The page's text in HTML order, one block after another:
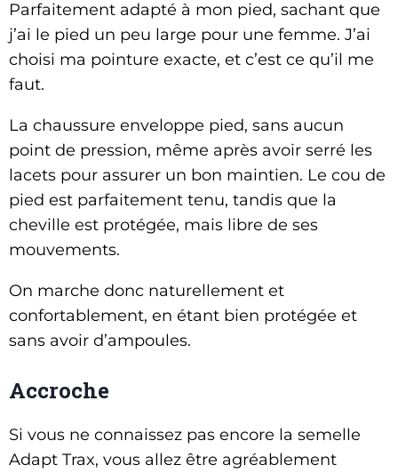
Parfaitement adapté à mon pied, sachant que
j’ai le pied un peu large pour une femme. J’ai
choisi ma pointure exacte, et c’est ce qu’il me
faut.
La chaussure enveloppe pied, sans aucun
point de pression, même après avoir serré les
lacets pour assurer un bon maintien. Le cou de
pied est parfaitement tenu, tandis que la
cheville est protégée, mais libre de ses
mouvements.
On marche donc naturellement et
confortablement, en étant bien protégée et
sans avoir d’ampoules.
Accroche
Si vous ne connaissez pas encore la semelle
Adapt Trax, vous allez être agréablement